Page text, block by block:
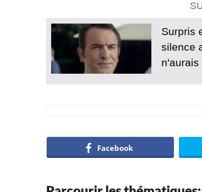
Surpris
silence
Facebook